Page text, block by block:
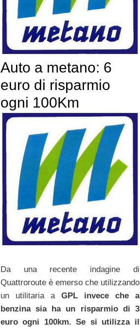
Auto a metano: 6
euro di risparmio
ogni 100Km
Da una recente indagine di
Quattroroute è emerso che utilizzando
un utilitaria a GPL invece che a
benzina sia ha un risparmio di 3
euro ogni 100km. Se si utilizza il